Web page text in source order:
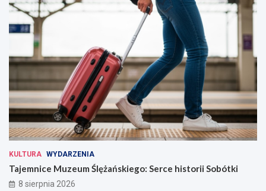
KULTURA WYDARZENIA
Tajemnice Muzeum Ślężańskiego: Serce historii Sobótki
8 sierpnia 2026